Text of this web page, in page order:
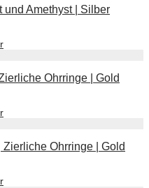
und Amethyst | Silber
Ohrringe | Gold
Ohrringe | Gold